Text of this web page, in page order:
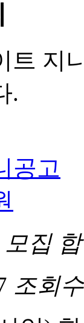
트 지
.
공고
집
조회수